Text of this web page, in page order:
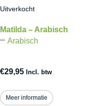
Uitverkocht
Matilda – Arabisch
Arabisch
€29,95 Incl. btw
Meer informatie